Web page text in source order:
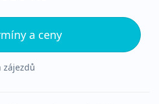
a ceny
zájezdů